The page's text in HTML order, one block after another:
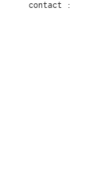
contact :